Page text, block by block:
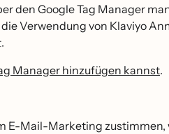
den Google Tag Manager
Verwendung von Klaviyo
Manager hinzufügen kannst.
E-Mail-Marketing